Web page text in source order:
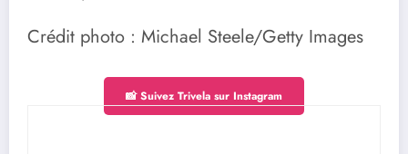
Crédit photo : Michael Steele/Getty Images
📸 Suivez Trivela sur Instagram